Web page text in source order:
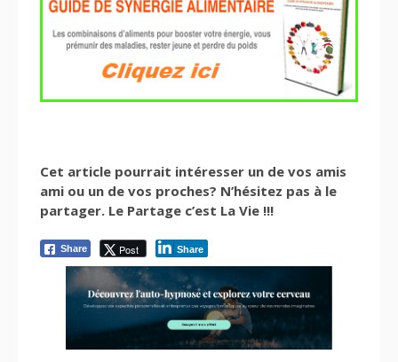
Cet article pourrait intéresser un de vos amis
ami ou un de vos proches? N’hésitez pas à le
partager. Le Partage c’est La Vie !!!
Share Post Share